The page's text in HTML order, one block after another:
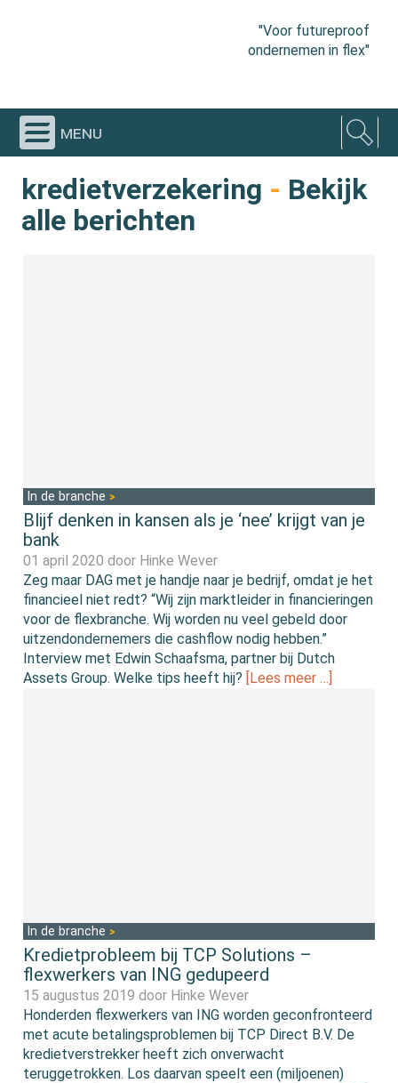
"Voor futureproof
ondernemen in flex"
menu
kredietverzekering - Bekijk
alle berichten
In de branche
Blijf denken in kansen als je ‘nee’ krijgt van je
bank
01 april 2020 door Hinke Wever
Zeg maar DAG met je handje naar je bedrijf, omdat je het
financieel niet redt? “Wij zijn marktleider in financieringen
voor de flexbranche. Wij worden nu veel gebeld door
uitzendondernemers die cashflow nodig hebben.”
Interview met Edwin Schaafsma, partner bij Dutch
Assets Group. Welke tips heeft hij?
[Lees meer …]
In de branche
Kredietprobleem bij TCP Solutions –
flexwerkers van ING gedupeerd
15 augustus 2019 door Hinke Wever
Honderden flexwerkers van ING worden geconfronteerd
met acute betalingsproblemen bij TCP Direct B.V. De
kredietverstrekker heeft zich onverwacht
teruggetrokken. Los daarvan speelt een (miljoenen)